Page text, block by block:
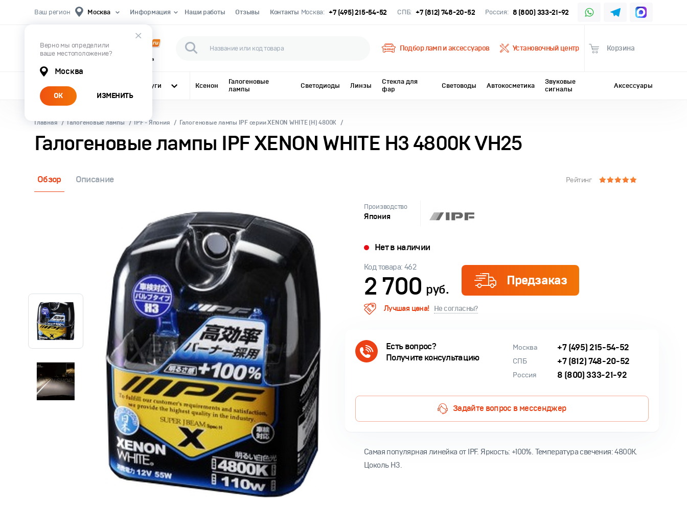
Ваш регион Москва
Верно мы определили
ваше местоположение?
Москва
ОК ИЗМЕНИТЬ
Информация Наши работы Отзывы Контакты Москва: +7 (495) 215-54-52 СПБ: +7 (812) 748-20-52 Россия: 8 (800) 333-21-92
Первый Магазин Автомобильного Света
Подбор ламп и аксессуаров Установочный центр Корзина
Все категории Услуги Ксенон
Галогеновые
лампы
Светодиоды Линзы
Стекла для
фар
Световоды Автокосметика
Звуковые
сигналы
Аксессуары
Главная Галогеновые лампы IPF - Япония Галогеновые лампы IPF серии XENON WHITE (H) 4800K
Галогеновые лампы IPF XENON WHITE H3 4800K VH25
Обзор Описание Рейтинг
Производство
Япония
Нет в наличии
Код товара: 462
2 700 руб.
Предзаказ
Лучшая цена! Не согласны?
Есть вопрос?
Получите консультацию
Москва +7 (495) 215-54-52
СПБ +7 (812) 748-20-52
Россия 8 (800) 333-21-92
Задайте вопрос в мессенджер
Самая популярная линейка от IPF. Яркость: +100%. Температура свечения: 4800К.
Цоколь Н3.